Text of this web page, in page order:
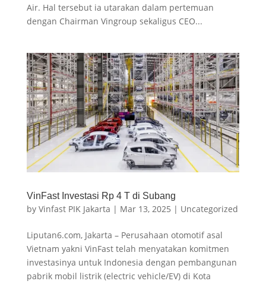
Air. Hal tersebut ia utarakan dalam pertemuan
dengan Chairman Vingroup sekaligus CEO...
VinFast Investasi Rp 4 T di Subang
by Vinfast PIK Jakarta | Mar 13, 2025 | Uncategorized
Liputan6.com, Jakarta – Perusahaan otomotif asal
Vietnam yakni VinFast telah menyatakan komitmen
investasinya untuk Indonesia dengan pembangunan
pabrik mobil listrik (electric vehicle/EV) di Kota